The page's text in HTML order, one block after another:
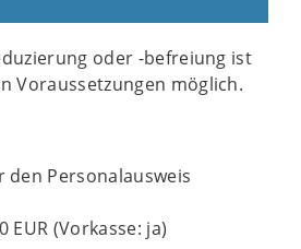
oder -befreiung ist
Voraussetzungen möglich.
den Personalausweis
EUR (Vorkasse: ja)